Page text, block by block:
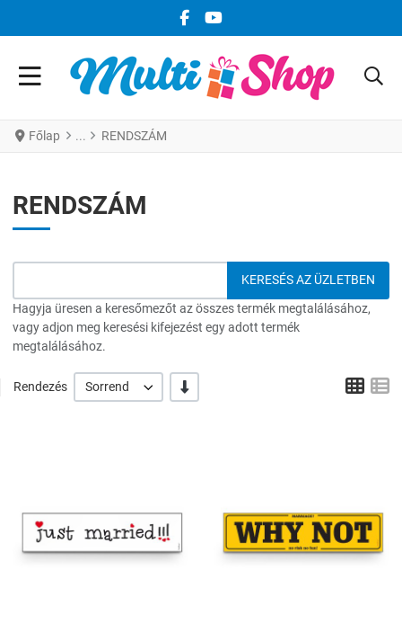
FACEBOOK KÖZÖSSÉGI LINK
YOUTUBE KÖZÖSSÉGI LINK
Főlap RENDSZÁM
RENDSZÁM
Hagyja üresen a keresőmezőt az összes termék megtalálásához,
vagy adjon meg keresési kifejezést egy adott termék
megtalálásához.
Rendezés Sorrend -/+ Grid
Gyors nézet